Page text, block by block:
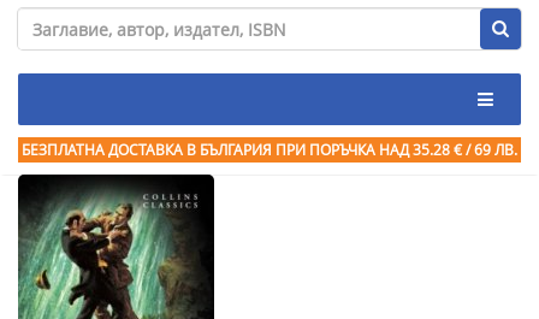
БЕЗПЛАТНА ДОСТАВКА В БЪЛГАРИЯ ПРИ ПОРЪЧКА НАД 35.28 € / 69 ЛВ.